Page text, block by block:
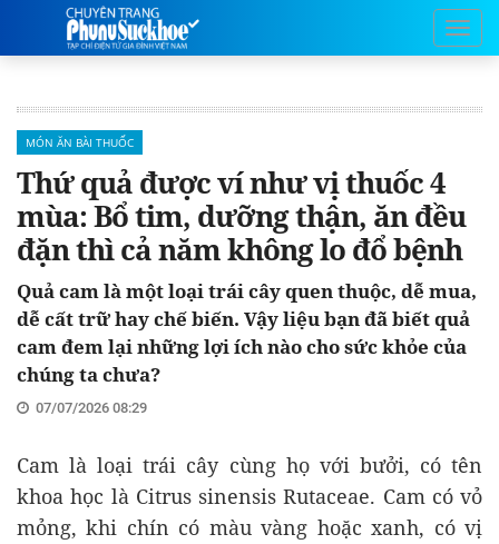
MÓN ĂN BÀI THUỐC
Thứ quả được ví như vị thuốc 4
mùa: Bổ tim, dưỡng thận, ăn đều
đặn thì cả năm không lo đổ bệnh
Quả cam là một loại trái cây quen thuộc, dễ mua,
dễ cất trữ hay chế biến. Vậy liệu bạn đã biết quả
cam đem lại những lợi ích nào cho sức khỏe của
chúng ta chưa?
07/07/2026 08:29
Cam là loại trái cây cùng họ với bưởi, có tên
khoa học là Citrus sinensis Rutaceae. Cam có vỏ
mỏng, khi chín có màu vàng hoặc xanh, có vị